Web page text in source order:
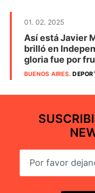
01. 02. 2025
Así está Javier
brilló en
gloria fue por
BUENOS AIRES.